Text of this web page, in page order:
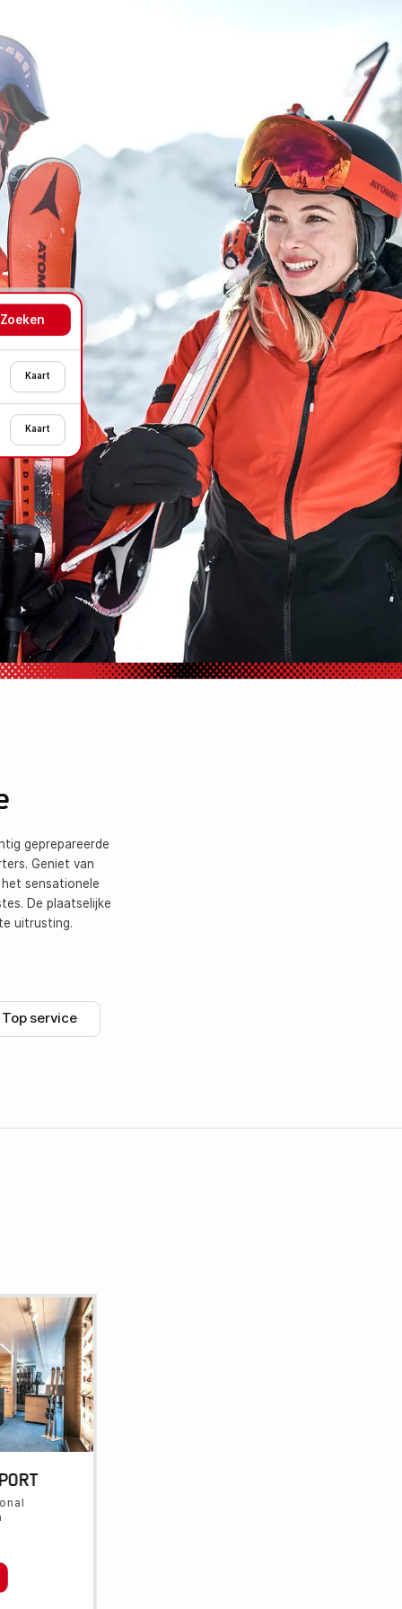
Kaart
Kaart
geprepareerde
Geniet van
sensationele
De plaatselijke
uitrusting.
Top service